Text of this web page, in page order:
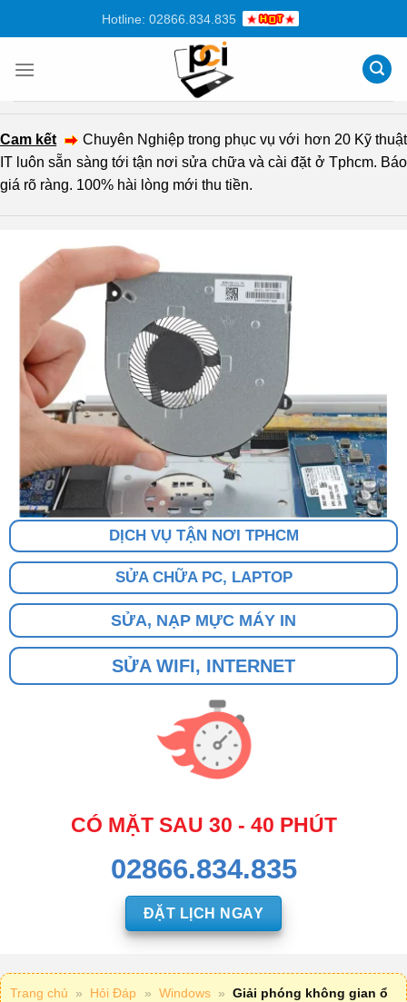
dung
Hotline: 02866.834.835
Cam kết
Chuyên Nghiệp trong phục vụ với hơn 20 Kỹ thuật
IT luôn sẵn sàng tới tận nơi sửa chữa và cài đặt ở Tphcm. Báo
giá rõ ràng. 100% hài lòng mới thu tiền.
DỊCH VỤ TẬN NƠI TPHCM
SỬA CHỮA PC, LAPTOP
SỬA, NẠP MỰC MÁY IN
SỬA WIFI, INTERNET
CÓ MẶT SAU 30 - 40 PHÚT
02866.834.835
ĐẶT LỊCH NGAY
Trang chủ » Hỏi Đáp » Windows » Giải phóng không gian ổ